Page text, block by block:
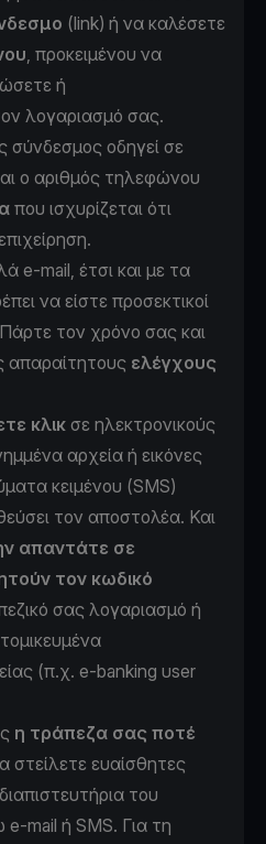
(link) ή να καλέσετε
, προκειμένου να
ή
λογαριασμό σας.
σύνδεσμος οδηγεί σε
ο αριθμός τηλεφώνου
που ισχυρίζεται ότι
e-mail, έτσι και με τα
να είστε προσεκτικοί
τον χρόνο σας και
απαραίτητους ελέγχους
κλικ σε ηλεκτρονικούς
αρχεία ή εικόνες
κειμένου (SMS)
τον αποστολέα. Και
απαντάτε σε
τον κωδικό
σας λογαριασμό ή
(π.χ. e-banking user
η τράπεζα σας ποτέ
στείλετε ευαίσθητες
του
mail ή SMS. Για τη